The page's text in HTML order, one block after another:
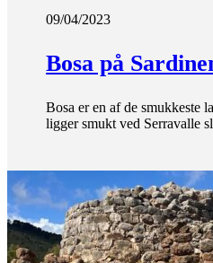
09/04/2023
Bosa på
Bosa er en af de smukkeste
ligger smukt ved Serravalle